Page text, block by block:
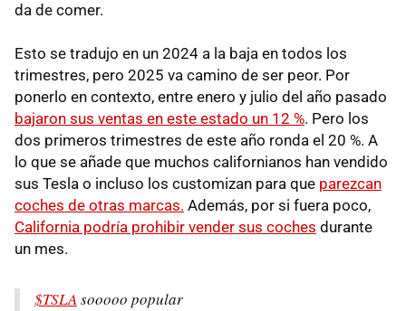
da de comer.
Esto se tradujo en un 2024 a la baja en todos los
trimestres, pero 2025 va camino de ser peor. Por
ponerlo en contexto, entre enero y julio del año pasado
bajaron sus ventas en este estado un 12 %. Pero los
dos primeros trimestres de este año ronda el 20 %. A
lo que se añade que muchos californianos han vendido
sus Tesla o incluso los customizan para que parezcan
coches de otras marcas. Además, por si fuera poco,
California podría prohibir vender sus coches durante
un mes.
$TSLAsooooo popular